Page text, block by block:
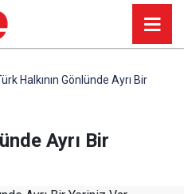
Halkının Gönlünde Ayrı Bir
Ayrı Bir